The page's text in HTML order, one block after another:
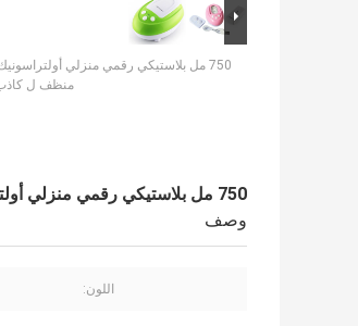
750 مل بلاستيكي رقمي منزلي
منظف ل
750 مل بلاستيكي رقمي منزلي أولتراسونيك منظف ل كاذب أسنان نظيف
وصف
اللون: